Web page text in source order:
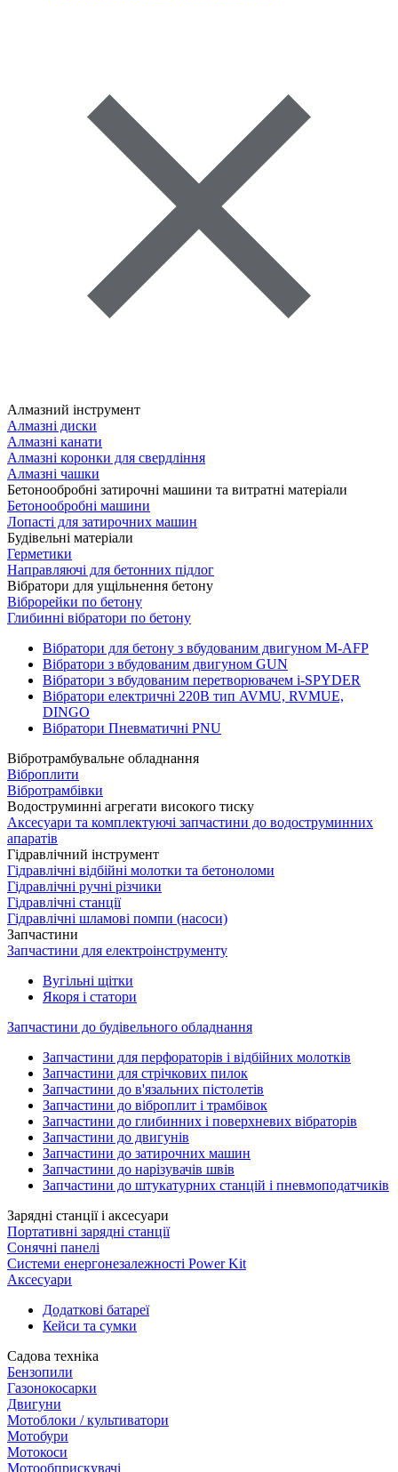
Алмазний інструмент
Алмазні диски
Алмазні канати
Алмазні коронки для свердління
Алмазні чашки
Бетонообробні затирочні машини та витратні матеріали
Бетонообробні машини
Лопасті для затирочних машин
Будівельні матеріали
Герметики
Направляючі для бетонних підлог
Вібратори для ущільнення бетону
Віброрейки по бетону
Глибинні вібратори по бетону
Вібратори для бетону з вбудованим двигуном M-AFP
Вібратори з вбудованим двигуном GUN
Вібратори з вбудованим перетворювачем i-SPYDER
Вібратори електричні 220B тип AVMU, RVMUE,
DINGO
Вібратори Пневматичні PNU
Вібротрамбувальне обладнання
Віброплити
Вібротрамбівки
Водоструминні агрегати високого тиску
Аксесуари та комплектуючі запчастини до водоструминних
апаратів
Гідравлічний інструмент
Гідравлічні відбійні молотки та бетоноломи
Гідравлічні ручні різчики
Гідравлічні станції
Гідравлічні шламові помпи (насоси)
Запчастини
Запчастини для електроінструменту
Вугільні щітки
Якоря і статори
Запчастини до будівельного обладнання
Запчастини для перфораторів і відбійних молотків
Запчастини для стрічкових пилок
Запчастини до в'язальних пістолетів
Запчастини до віброплит і трамбівок
Запчастини до глибинних і поверхневих вібраторів
Запчастини до двигунів
Запчастини до затирочних машин
Запчастини до нарізувачів швів
Запчастини до штукатурних станцій і пневмоподатчиків
Зарядні станції і аксесуари
Портативні зарядні станції
Сонячні панелі
Системи енергонезалежності Power Kit
Аксесуари
Додаткові батареї
Кейси та сумки
Садова техніка
Бензопили
Газонокосарки
Двигуни
Мотоблоки / культиватори
Мотобури
Мотокоси
Мотообприскувачі